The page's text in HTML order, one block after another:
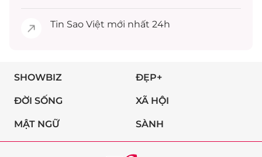
Tin Sao Việt mới nhất 24h
SHOWBIZ ĐẸP+
ĐỜI SỐNG XÃ HỘI
MẬT NGỮ SÀNH